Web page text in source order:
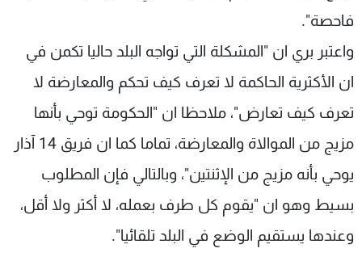
فاحصة".
واعتبر بري ان "المشكلة التي تواجه البلد حاليا تكمن في
ان الأكثرية الحاكمة لا تعرف كيف تحكم والمعارضة لا
تعرف كيف تعارض"، ملاحظا ان "الحكومة توحي بأنها
مزيج من الموالاة والمعارضة، تماما كما ان فريق 14 آذار
يوحي بأنه مزيج من الإثنتين"، وبالتالي فإن المطلوب
بسيط وهو ان "يقوم كل طرف بعمله، لا أكثر ولا أقل،
وعندها يستقيم الوضع في البلد تلقائيا".